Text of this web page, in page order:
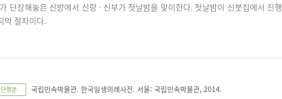
단장해놓은 신방에서 신랑 · 신부가 첫날밤을 맞이한다. 첫날밤이 신붓집에서 진행
막 절차이다.
단행본 국립민속박물관. 한국일생의례사전. 서울: 국립민속박물관, 2014.